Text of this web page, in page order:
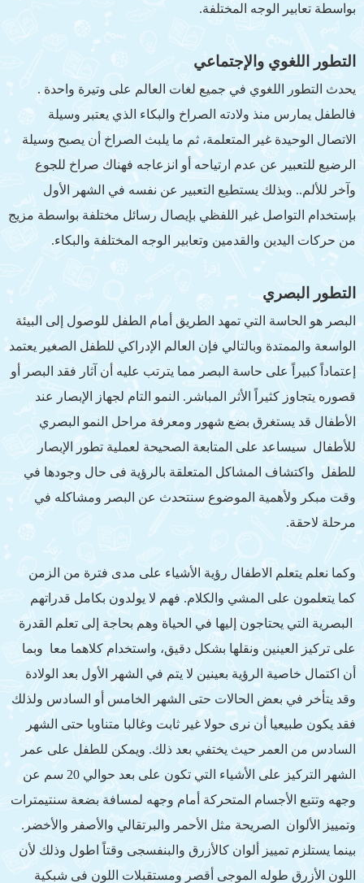
بواسطة تعابير الوجه المختلفة.
التطور اللغوي والإجتماعي
يحدث التطور اللغوي في جميع لغات العالم على وتيرة واحدة .
فالطفل يمارس منذ ولادته الصراخ والبكاء الذي يعتبر وسيلة
الاتصال الوحيدة غير المتعلمة، ثم ما يلبث الصراخ أن يصبح وسيلة
الرضيع للتعبير عن عدم ارتياحه أو انزعاجه فهناك صراخ للجوع
وآخر للألم.. وبذلك يستطيع التعبير عن نفسه في الشهر الأول
بإستخدام التواصل غير اللفظي بإيصال رسائل مختلفة بواسطة مزيج
من حركات اليدين والقدمين وتعابير الوجه المختلفة والبكاء.
التطور البصري
البصر هو الحاسة التي تمهد الطريق أمام الطفل للوصول إلى البيئة
الواسعة والممتدة وبالتالي فإن العالم الإدراكي للطفل الصغير يعتمد
إعتماداً كبيراً على حاسة البصر مما يترتب عليه أن آثار فقد البصر أو
قصوره يتجاوز كثيراً الأثر المباشر. النمو التام لجهاز الإبصار عند
الأطفال قد يستغرق بضع شهور ومعرفة مراحل النمو البصري
للأطفال سيساعد على المتابعة الصحيحة لعملية تطور الإبصار
للطفل واكتشاف المشاكل المتعلقة بالرؤية فى حال وجودها في
وقت مبكر ولأهمية الموضوع سنتحدث عن البصر ومشاكله في
مرحلة لاحقة.
وكما نعلم يتعلم الاطفال رؤية الأشياء على مدى فترة من الزمن
كما يتعلمون على المشي والكلام. فهم لا يولدون بكامل قدراتهم
البصرية التي يحتاجون إليها في الحياة وهم بحاجة إلى تعلم القدرة
على تركيز العينين ونقلها بشكل دقيق، واستخدام كلاهما معا وبما
أن اكتمال خاصية الرؤية بعينين لا يتم في الشهر الأول بعد الولادة
وقد يتأخر في بعض الحالات حتى الشهر الخامس أو السادس ولذلك
فقد يكون طبيعيا أن نرى حولا غير ثابت وغالبا متناوبا حتى الشهر
السادس من العمر حيث يختفي بعد ذلك. ويمكن للطفل على عمر
الشهر التركيز على الأشياء التي تكون على بعد حوالي 20 سم عن
وجهه وتتبع الأجسام المتحركة أمام وجهه لمسافة بضعة سنتيمترات
وتمييز الألوان الصريحة مثل الأحمر والبرتقالي والأصفر والأخضر.
بينما يستلزم تمييز ألوان كالأزرق والبنفسجى وقتاً اطول وذلك لأن
اللون الأزرق طوله الموجى أقصر ومستقبلات اللون فى شبكية